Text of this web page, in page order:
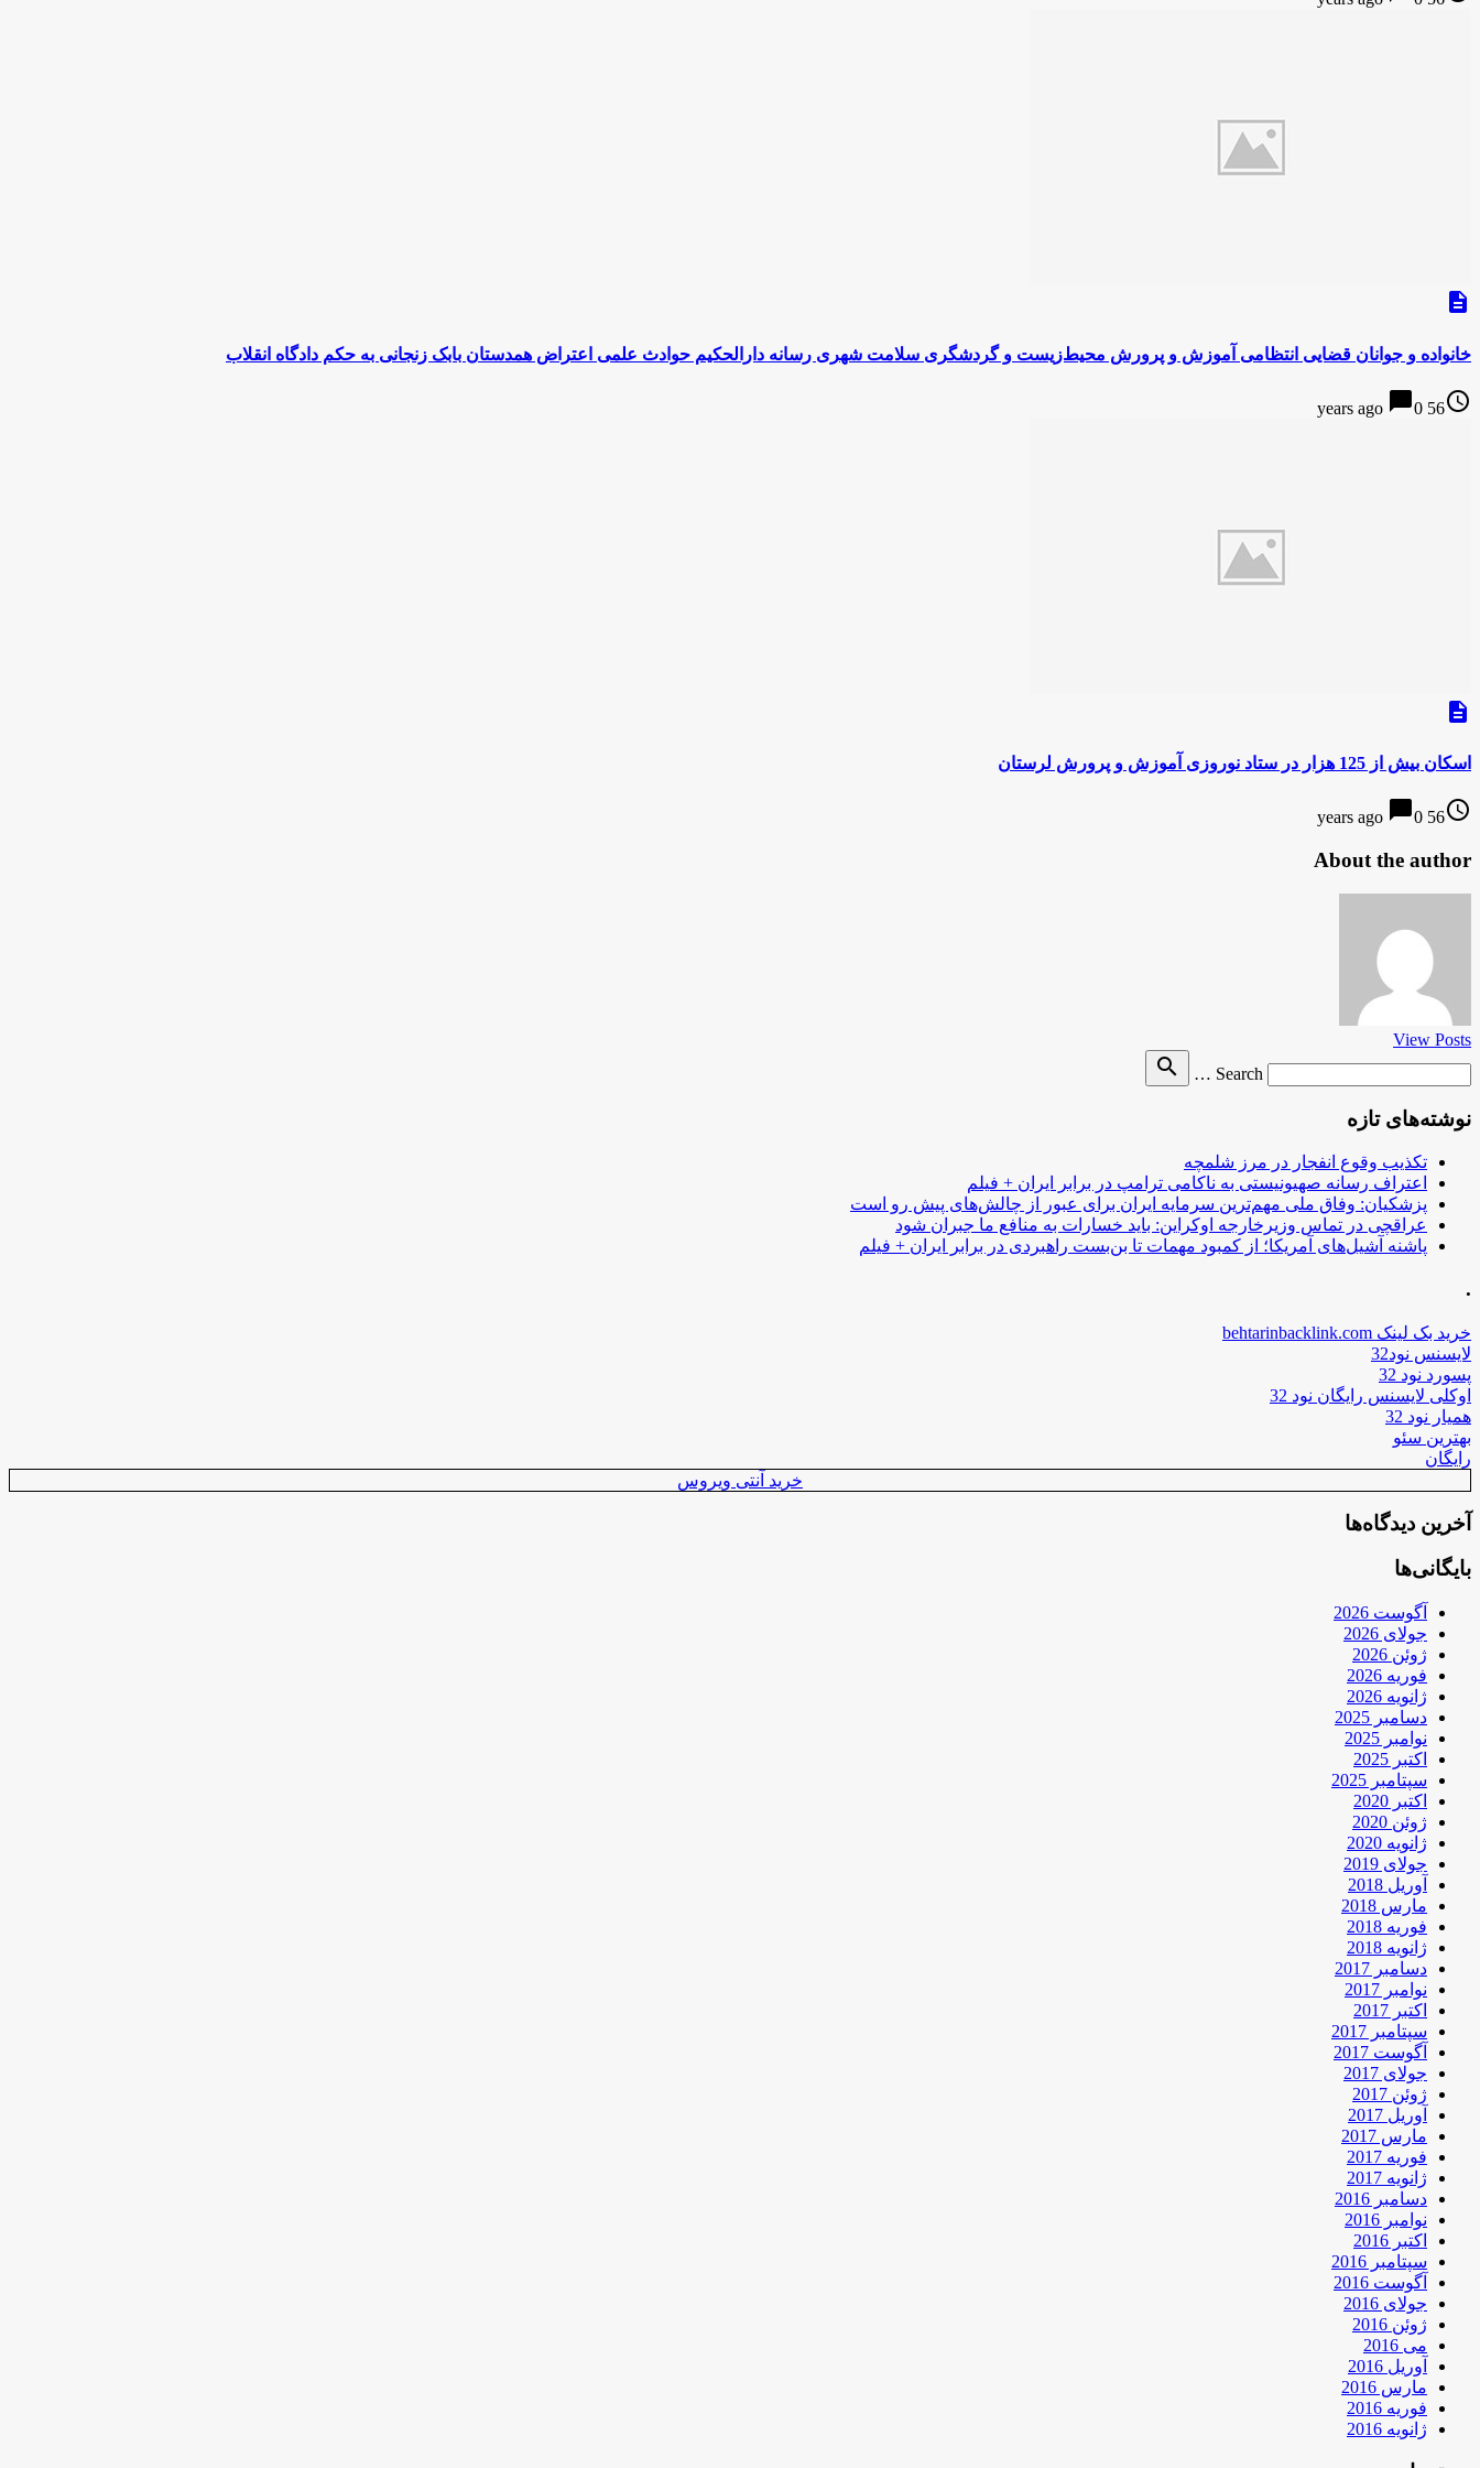
description
خانواده و جوانان قضایی انتظامی آموزش و پرورش محیط‌زیست و گردشگری سلامت شهری رسانه دارالحکیم حوادث علمی اعتراض همدستان بابک زنجانی به حکم دادگاه انقلاب
access_time
56 years ago
chat_bubble0
description
اسکان بیش از 125 هزار در ستاد نوروزی آموزش و پرورش لرستان
access_time
56 years ago
chat_bubble0
About the author
View Posts
Search …
search
نوشته‌های تازه
تکذیب وقوع انفجار در مرز شلمچه
اعتراف رسانه صهیونیستی به ناکامی ترامپ در برابر ایران + فیلم
پزشکیان: وفاق ملی مهم‌ترین سرمایه ایران برای عبور از چالش‌های پیش رو است
عراقچی در تماس وزیرخارجه اوکراین: باید خسارات به منافع ما جبران شود
پاشنه آشیل‌های آمریکا؛ از کمبود مهمات تا بن‌بست راهبردی در برابر ایران + فیلم
.
خرید بک لینک behtarinbacklink.com
لایسنس نود32
پسورد نود 32
اوکلی لایسنس رایگان نود 32
همیار نود 32
بهترین سئو
رایگان
خرید آنتی ویروس
آخرین دیدگاه‌ها
بایگانی‌ها
آگوست 2026
جولای 2026
ژوئن 2026
فوریه 2026
ژانویه 2026
دسامبر 2025
نوامبر 2025
اکتبر 2025
سپتامبر 2025
اکتبر 2020
ژوئن 2020
ژانویه 2020
جولای 2019
آوریل 2018
مارس 2018
فوریه 2018
ژانویه 2018
دسامبر 2017
نوامبر 2017
اکتبر 2017
سپتامبر 2017
آگوست 2017
جولای 2017
ژوئن 2017
آوریل 2017
مارس 2017
فوریه 2017
ژانویه 2017
دسامبر 2016
نوامبر 2016
اکتبر 2016
سپتامبر 2016
آگوست 2016
جولای 2016
ژوئن 2016
می 2016
آوریل 2016
مارس 2016
فوریه 2016
ژانویه 2016